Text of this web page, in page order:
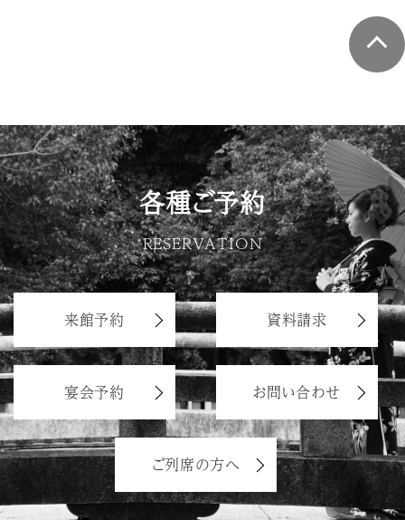
各種ご予約
RESERVATION
来館予約 資料請求
宴会予約 お問い合わせ
ご列席の方へ